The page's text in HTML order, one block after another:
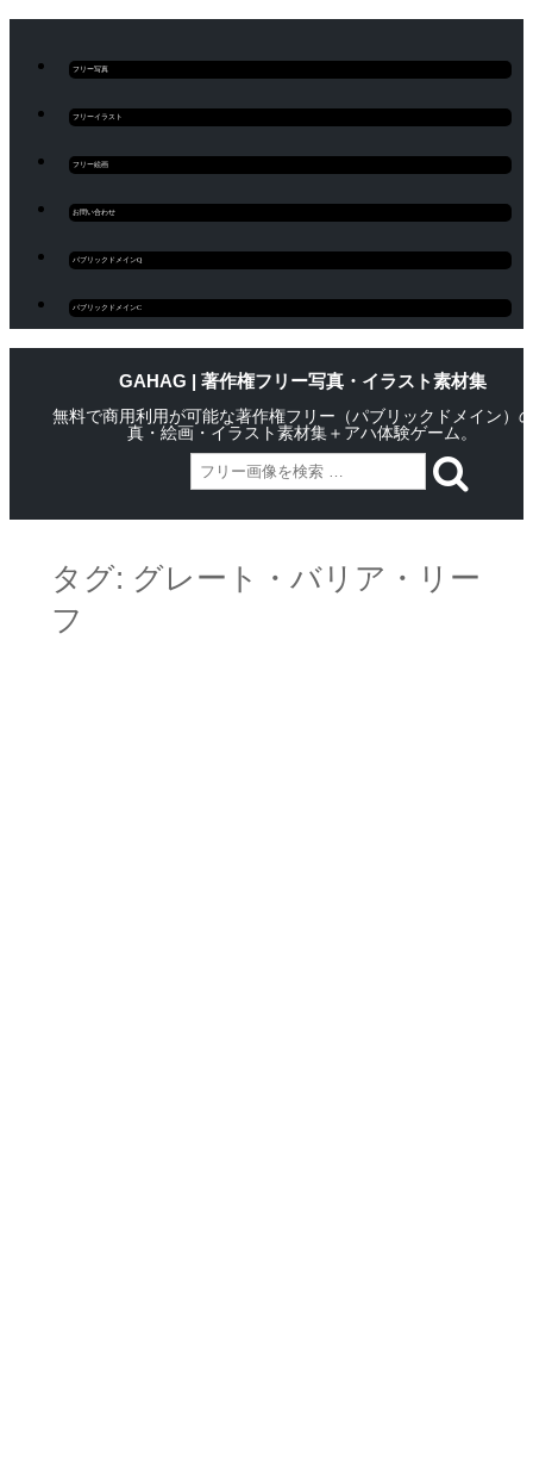
フリー写真
フリーイラスト
フリー絵画
お問い合わせ
パブリックドメインQ
パブリックドメインC
GAHAG | 著作権フリー写真・イラスト素材集
無料で商用利用が可能な著作権フリー（パブリックドメイン）
真・絵画・イラスト素材集＋アハ体験ゲーム。
contentタグ: グレート・バリア・リー
フ